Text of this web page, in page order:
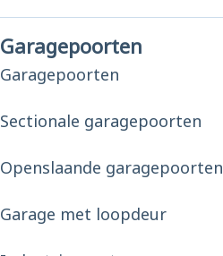
Garagepoorten
Garagepoorten
Sectionale garagepoorten
Openslaande garagepoorten
Garage met loopdeur